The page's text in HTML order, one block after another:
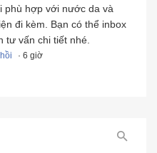
phù hợp với nước da và
đi kèm. Bạn có thể inbox
tư vấn chi tiết nhé.
· 6 giờ